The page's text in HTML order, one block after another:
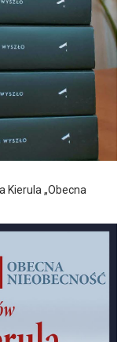
„Obecna